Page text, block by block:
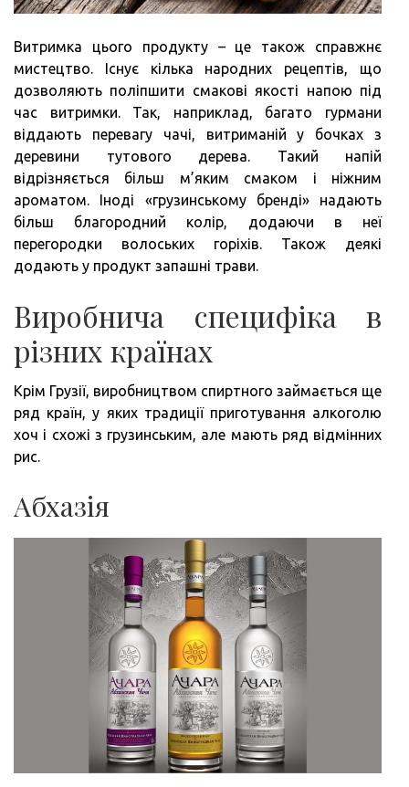
Витримка цього продукту – це також справжнє
мистецтво. Існує кілька народних рецептів, що
дозволяють поліпшити смакові якості напою під
час витримки. Так, наприклад, багато гурмани
віддають перевагу чачі, витриманій у бочках з
деревини тутового дерева. Такий напій
відрізняється більш м’яким смаком і ніжним
ароматом. Іноді «грузинському бренді» надають
більш благородний колір, додаючи в неї
перегородки волоських горіхів. Також деякі
додають у продукт запашні трави.
Виробнича специфіка в
різних країнах
Крім Грузії, виробництвом спиртного займається ще
ряд країн, у яких традиції приготування алкоголю
хоч і схожі з грузинським, але мають ряд відмінних
рис.
Абхазія